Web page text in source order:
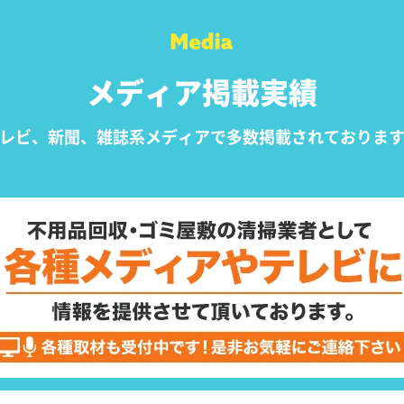
メディア掲載実績
ビ、新聞、雑誌系メディアで多数掲載されておりま